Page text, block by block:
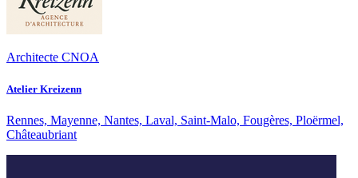
Architecte CNOA
Atelier Kreizenn
Rennes, Mayenne, Nantes, Laval, Saint-Malo, Fougères, Ploërmel,
Châteaubriant